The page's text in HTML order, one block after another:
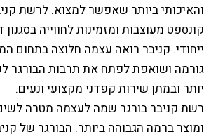
והאיכותי ביותר שאפשר למצוא. לרשת
קונספט מעוצבות ומזמינות לחווייה בסגנון
ייחודי. קניבר רואה עצמה חלוצה בתחום
גורמה ושואפת לפתח את תרבות הבורגר
יותר ובמתן שירות קפדני מקצועי ונעים.
רשת קניבר בורגר שמה לעצמה מטרה
ומוצר ברמה הגבוהה ביותר. הבורגר של